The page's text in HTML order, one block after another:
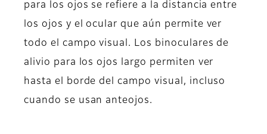
para los ojos se refiere a la distancia entre
los ojos y el ocular que aún permite ver
todo el campo visual. Los binoculares de
alivio para los ojos largo permiten ver
hasta el borde del campo visual, incluso
cuando se usan anteojos.